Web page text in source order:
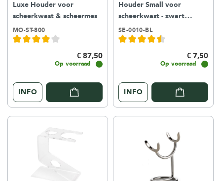
Luxe Houder voor
scheerkwast & scheermes
MO-ST-800
€ 87,50
Op voorraad
INFO
Houder Small voor
scheerkwast - zwart
kunststof
SE-0010-BL
€ 7,50
Op voorraad
INFO